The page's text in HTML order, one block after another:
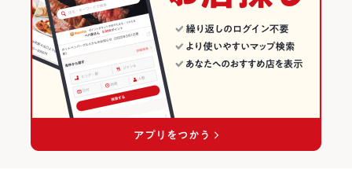
食べ放題 なし
お子様連れ お子様連れ不可
－